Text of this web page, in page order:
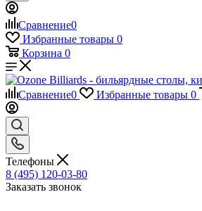
Сравнение0
Избранные товары 0
Корзина 0
Сравнение0 Избранные товары 0
Телефоны
8 (495) 120-03-80
Заказать звонок